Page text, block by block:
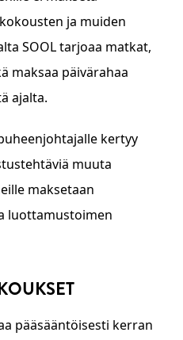
ja muiden
SOOL tarjoaa matkat,
maksaa päivärahaa
ajalta.
kertyy
muuta
maksetaan
luottamustoimen
pääsääntöisesti kerran